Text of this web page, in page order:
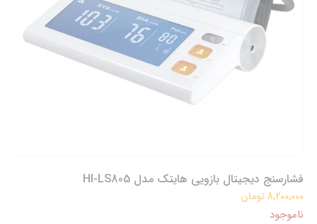
فشارسنج دیجیتال بازویی هایتک مدل HI-LS805
8,200,000 تومان
ناموجود